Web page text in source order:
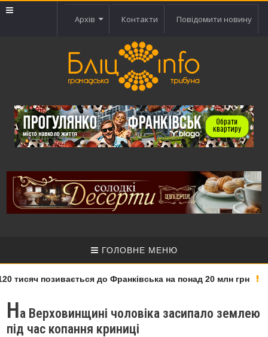
Архів Контакти Повідомити новину
ГОЛОВНЕ МЕНЮ
позивається до Франківська на понад 20 млн грн
На Верховинщині чоловіка засипало землею
під час копання криниці